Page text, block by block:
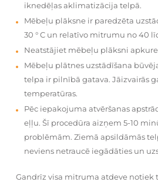
iknedēļas aklimatizācija telpā.
Mēbeļu plāksne ir paredzēta
30 ° C un relatīvo mitrumu no 40
Neatstājiet mēbeļu plāksni
Mēbeļu plātnes uzstādīšana
telpa ir pilnībā gatava. Jāizvairās
temperatūras.
Pēc iepakojuma atvēršanas
eļļu. Šī procedūra aizņem 5-10
problēmām. Ziemā apsildāmās
neviens netraucē iegādāties un
Gandrīz visa mitruma atdeve